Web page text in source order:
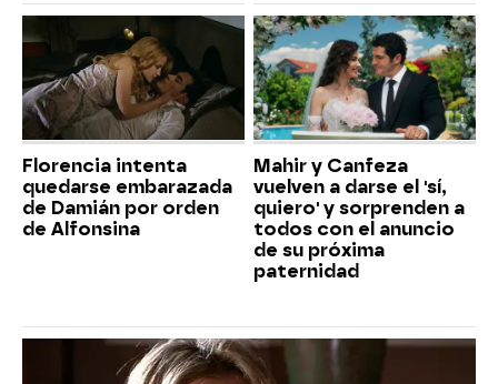
Florencia intenta
quedarse embarazada
de Damián por orden
de Alfonsina
Mahir y Canfeza
vuelven a darse el 'sí,
quiero' y sorprenden a
todos con el anuncio
de su próxima
paternidad